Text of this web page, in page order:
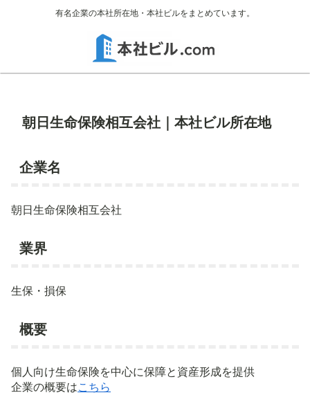
有名企業の本社所在地・本社ビルをまとめています。
朝日生命保険相互会社｜本社ビル所在地
企業名
朝日生命保険相互会社
業界
生保・損保
概要
個人向け生命保険を中心に保障と資産形成を提供
企業の概要はこちら